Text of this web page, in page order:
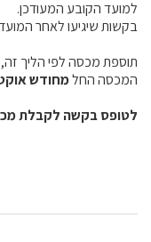
למועד הקובע המעודכן.
בקשות שיגיעו לאחר
המכסה החלמחודש
לטופס בקשה לקבלת